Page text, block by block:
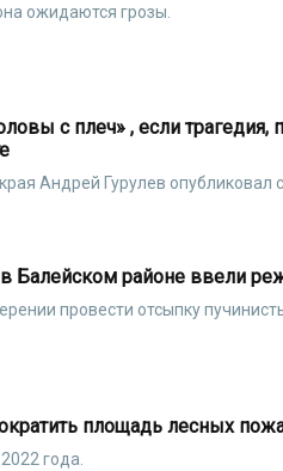
ожидаются грозы.
с плеч» , если трагедия,
Андрей Гурулев
в Балейском районе ввели
провести отсыпку
площадь лесных
года.